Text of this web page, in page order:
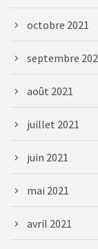
octobre 2021
septembre
août 2021
juillet 2021
juin 2021
mai 2021
avril 2021